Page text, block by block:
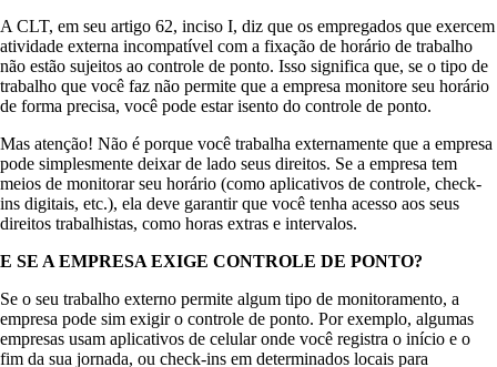
A CLT, em seu artigo 62, inciso I, diz que os empregados que exercem
atividade externa incompatível com a fixação de horário de trabalho
não estão sujeitos ao controle de ponto. Isso significa que, se o tipo de
trabalho que você faz não permite que a empresa monitore seu horário
de forma precisa, você pode estar isento do controle de ponto.
Mas atenção! Não é porque você trabalha externamente que a empresa
pode simplesmente deixar de lado seus direitos. Se a empresa tem
meios de monitorar seu horário (como aplicativos de controle, check-
ins digitais, etc.), ela deve garantir que você tenha acesso aos seus
direitos trabalhistas, como horas extras e intervalos.
E SE A EMPRESA EXIGE CONTROLE DE PONTO?
Se o seu trabalho externo permite algum tipo de monitoramento, a
empresa pode sim exigir o controle de ponto. Por exemplo, algumas
empresas usam aplicativos de celular onde você registra o início e o
fim da sua jornada, ou check-ins em determinados locais para